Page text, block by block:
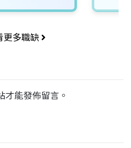
更多職缺
才能發佈留言。